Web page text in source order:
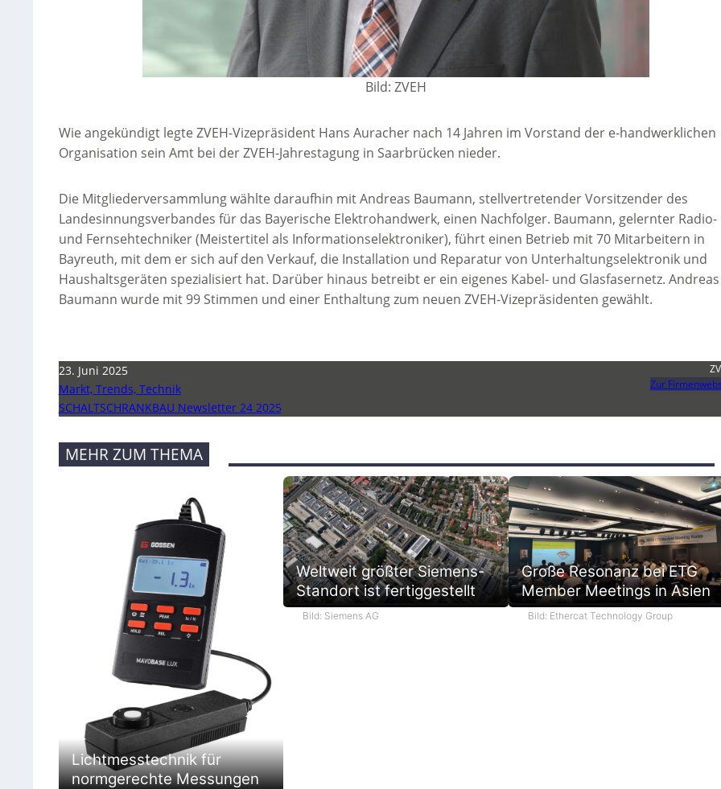
Bild: ZVEH
Wie angekündigt legte ZVEH-Vizepräsident Hans Auracher nach 14 Jahren im Vorstand der e-handwerklichen
Organisation sein Amt bei der ZVEH-Jahrestagung in Saarbrücken nieder.
Die Mitgliederversammlung wählte daraufhin mit Andreas Baumann, stellvertretender Vorsitzender des
Landesinnungsverbandes für das Bayerische Elektrohandwerk, einen Nachfolger. Baumann, gelernter Radio-
und Fernsehtechniker (Meistertitel als Informationselektroniker), führt einen Betrieb mit 70 Mitarbeitern in
Bayreuth, mit dem er sich auf den Verkauf, die Installation und Reparatur von Unterhaltungselektronik und
Haushaltsgeräten spezialisiert hat. Darüber hinaus betreibt er ein eigenes Kabel- und Glasfasernetz. Andreas
Baumann wurde mit 99 Stimmen und einer Enthaltung zum neuen ZVEH-Vizepräsidenten gewählt.
23. Juni 2025
Markt, Trends, Technik
SCHALTSCHRANKBAU Newsletter 24 2025
Zur
MEHR ZUM THEMA
Lichtmesstechnik für
normgerechte Messungen
Weltweit größter Siemens-
Standort ist fertiggestellt
Bild: Siemens AG
Große Resonanz bei ETG
Member Meetings in Asien
Bild: Ethercat Technology Group